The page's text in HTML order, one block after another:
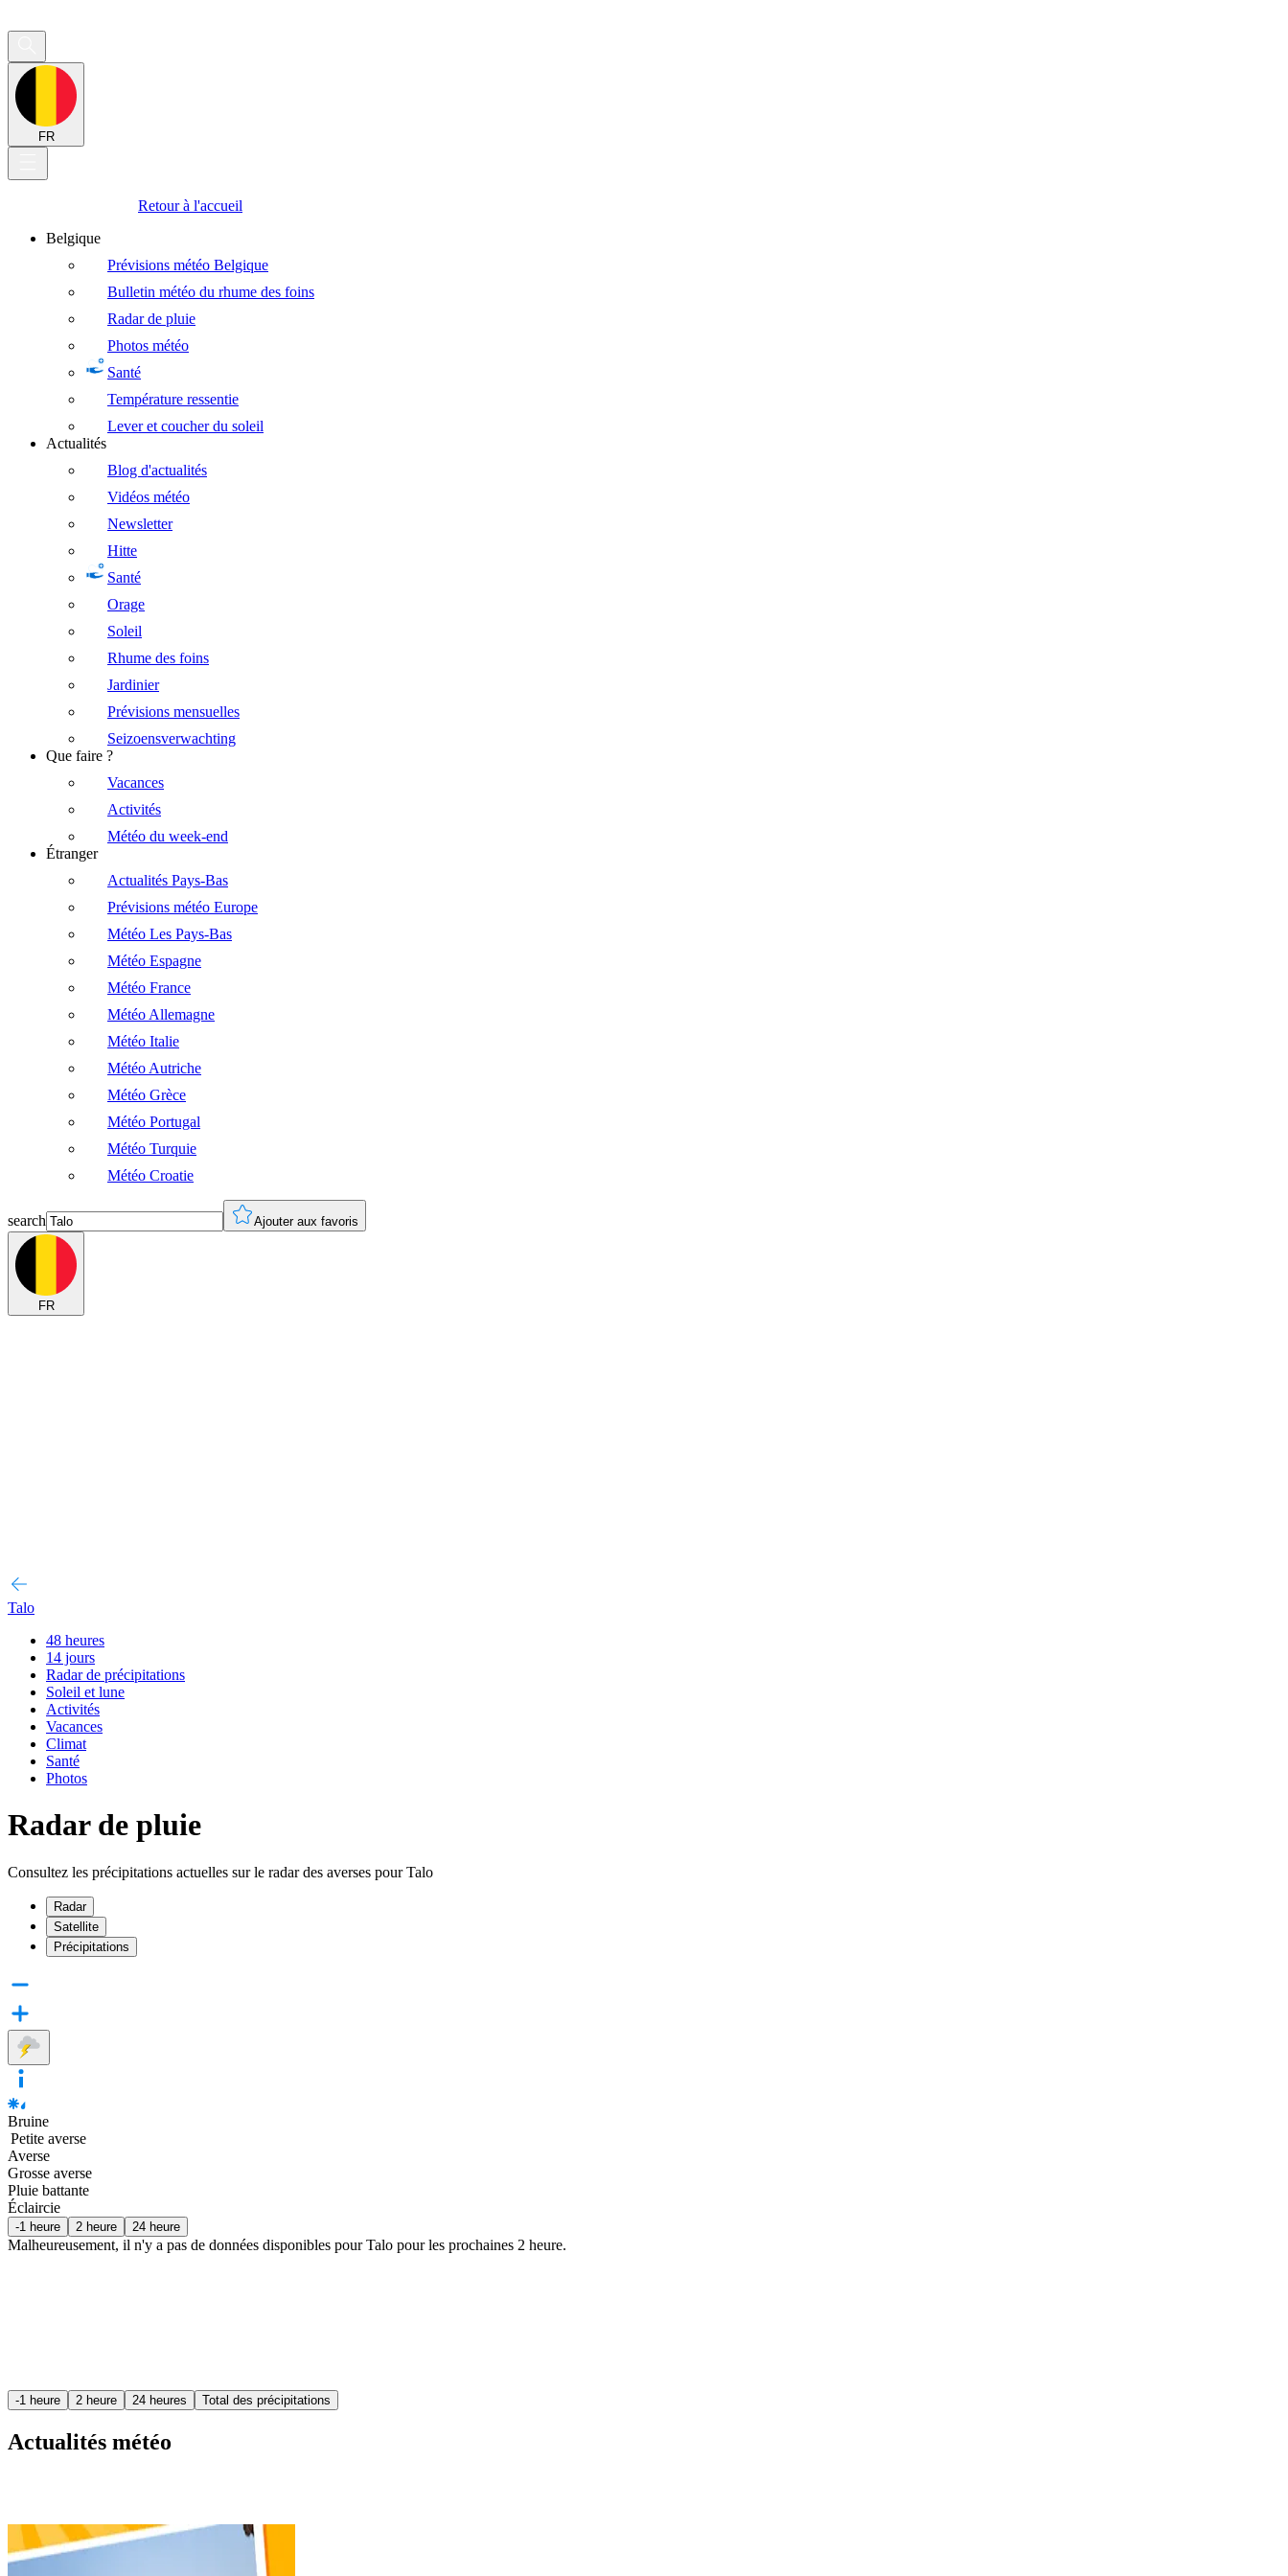
FR
Retour à l'accueil
Belgique
Prévisions météo Belgique
Bulletin météo du rhume des foins
Radar de pluie
Photos météo
Santé
Température ressentie
Lever et coucher du soleil
Actualités
Blog d'actualités
Vidéos météo
Newsletter
Hitte
Santé
Orage
Soleil
Rhume des foins
Jardinier
Prévisions mensuelles
Seizoensverwachting
Que faire ?
Vacances
Activités
Météo du week-end
Étranger
Actualités Pays-Bas
Prévisions météo Europe
Météo Les Pays-Bas
Météo Espagne
Météo France
Météo Allemagne
Météo Italie
Météo Autriche
Météo Grèce
Météo Portugal
Météo Turquie
Météo Croatie
search Ajouter aux favoris
FR
Talo
48 heures
14 jours
Radar de précipitations
Soleil et lune
Activités
Vacances
Climat
Santé
Photos
Radar de pluie
Consultez les précipitations actuelles sur le radar des averses pour Talo
Radar
Satellite
Précipitations
Bruine
Petite averse
Averse
Grosse averse
Pluie battante
Éclaircie
-1 heure 2 heure 24 heure
Malheureusement, il n'y a pas de données disponibles pour Talo pour les prochaines 2 heure.
-1 heure 2 heure 24 heures Total des précipitations
Actualités météo